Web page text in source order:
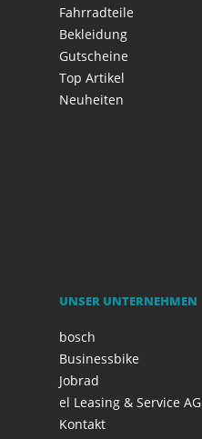
Fahrradteile
Bekleidung
Gutscheine
Top Artikel
Neuheiten
UNSER UNTERNEHMEN
bosch
Businessbike
Jobrad
el Leasing & Service AG
Kontakt